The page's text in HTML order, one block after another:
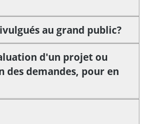
au grand public?
d'un projet ou
demandes, pour en